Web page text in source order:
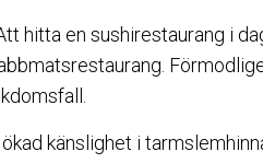
hitta en sushirestaurang i
ökad känslighet i